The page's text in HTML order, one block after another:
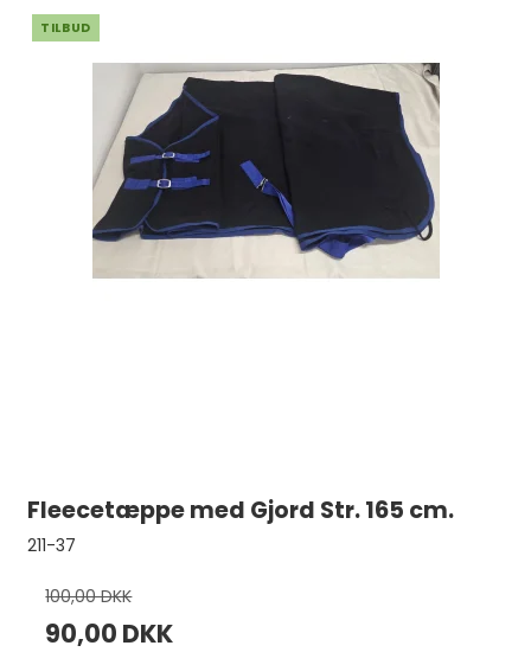
TILBUD
Fleecetæppe med Gjord Str. 165 cm.
211-37
100,00 DKK
90,00 DKK